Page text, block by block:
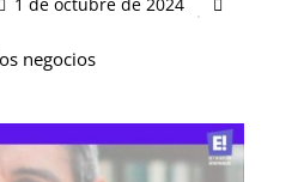
negocios